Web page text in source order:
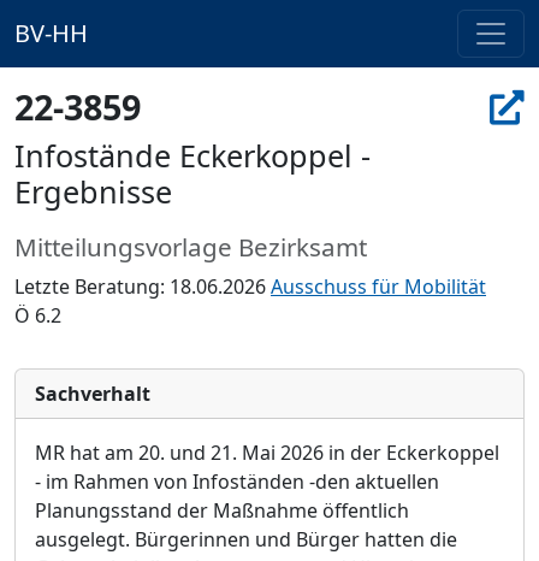
BV-HH
22-3859
Infostände Eckerkoppel -
Ergebnisse
Mitteilungsvorlage Bezirksamt
Letzte Beratung: 18.06.2026Ausschuss für Mobilität
Ö 6.2
Sachverhalt
MR hat am 20. und 21. Mai 2026 in der Eckerkoppel
- im Rahmen von Infoständen -den aktuellen
Planungsstand der Maßnahme öffentlich
ausgelegt. Bürgerinnen und Bürger hatten die